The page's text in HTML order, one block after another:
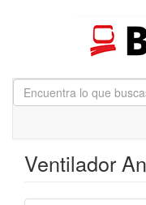
Ventilador